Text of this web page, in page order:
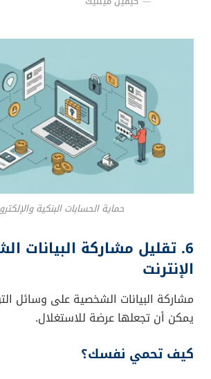
حماية الحسابات البنكية
6. تقليل مشاركة البيانات
الإنترنت
مشاركة البيانات الشخصية على وسائل
يمكن أن تجعلها عرضة للاستغلال.
كيف تحمي نفسك؟